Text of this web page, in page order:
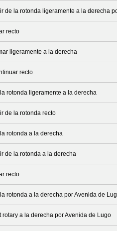
de la rotonda ligeramente a la derecha
recto
ligeramente a la derecha
recto
la rotonda ligeramente a la derecha
de la rotonda recto
rotonda a la derecha
de la rotonda a la derecha
recto
rotonda a la derecha por Avenida de
rotary a la derecha por Avenida de Lugo